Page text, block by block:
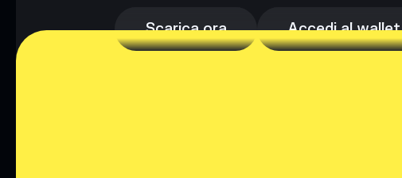
Scarica ora Accedi al wallet